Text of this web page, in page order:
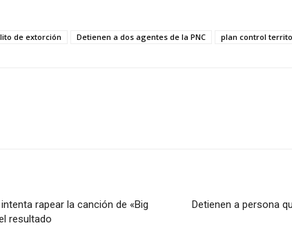
de extorción Detienen a dos agentes de la PNC plan control
rapear la canción de «Big
resultado
Detienen a persona